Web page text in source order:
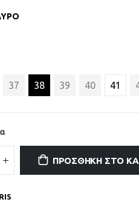
37 38 39 40 41
ΠΡΟΣΘΉΚΗ ΣΤΟ